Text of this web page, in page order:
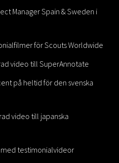
Manager Spain & Sweden i
för Scouts Worldwide
video till SuperAnnotate
på heltid för den svenska
video till japanska
testimonialvideor